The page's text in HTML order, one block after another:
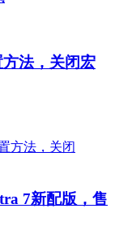
法，关闭宏
7新配版，售